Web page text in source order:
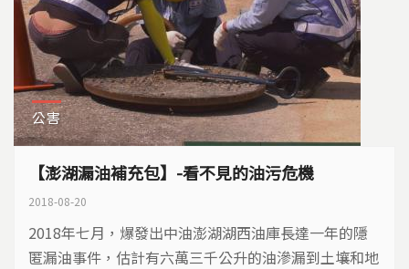
公害
【澎湖漏油補充包】-看不見的油污危機
2018-08-20
2018年七月，爆發出中油澎湖湖西油庫長達一年的隱
匿漏油事件，估計有六萬三千公升的油滲漏到土壤和地